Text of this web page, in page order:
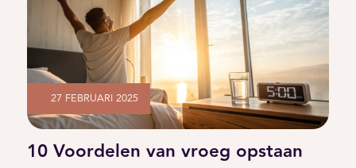
27 FEBRUARI 2025
10 Voordelen van vroeg opstaan